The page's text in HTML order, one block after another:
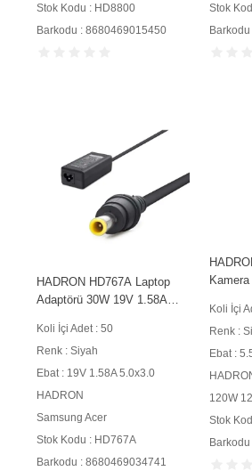
Stok Kodu : HD8800
Barkodu : 8680469015450
Stok
HADRON HD767A Laptop
Adaptörü 30W 19V 1.58A
Koli İçi Adet : 50
Renk : Siyah
Ebat : 19V 1.58A 5.0x3.0
HADRON
Samsung Acer
Stok Kodu : HD767A
Barkodu : 8680469034741
Kamera
Koli İçi
Renk :
Ebat :
120W
Stok